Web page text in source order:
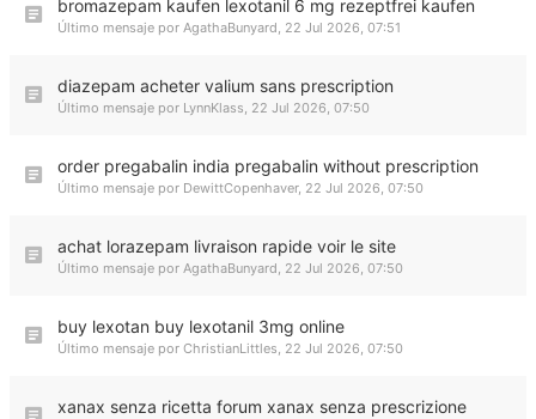
bromazepam kaufen lexotanil 6 mg rezeptfrei kaufen
Último mensaje por AgathaBunyard, 22 Jul 2026, 07:51
diazepam acheter valium sans prescription
Último mensaje por LynnKlass, 22 Jul 2026, 07:50
order pregabalin india pregabalin without prescription
Último mensaje por DewittCopenhaver, 22 Jul 2026, 07:50
achat lorazepam livraison rapide voir le site
Último mensaje por AgathaBunyard, 22 Jul 2026, 07:50
buy lexotan buy lexotanil 3mg online
Último mensaje por ChristianLittles, 22 Jul 2026, 07:50
xanax senza ricetta forum xanax senza prescrizione